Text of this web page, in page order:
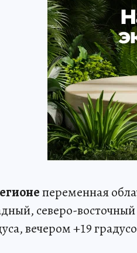
переменная
северо-
вечером +19